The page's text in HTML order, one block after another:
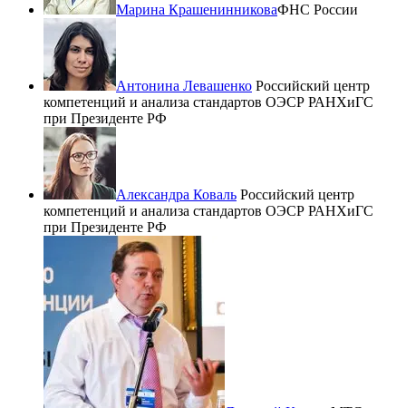
Марина КрашенинниковаФНС России
Антонина Левашенко Российский центр
компетенций и анализа стандартов ОЭСР РАНХиГС
при Президенте РФ
Александра Коваль Российский центр
компетенций и анализа стандартов ОЭСР РАНХиГС
при Президенте РФ